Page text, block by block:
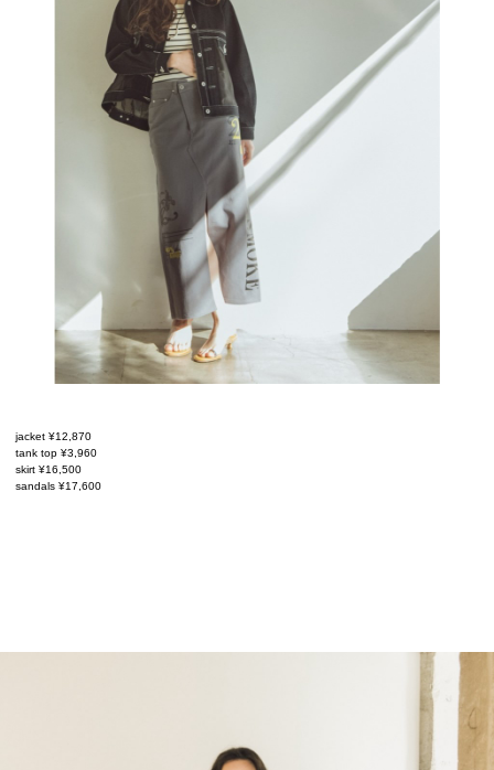
jacket ¥12,870
tank top ¥3,960
skirt ¥16,500
sandals ¥17,600